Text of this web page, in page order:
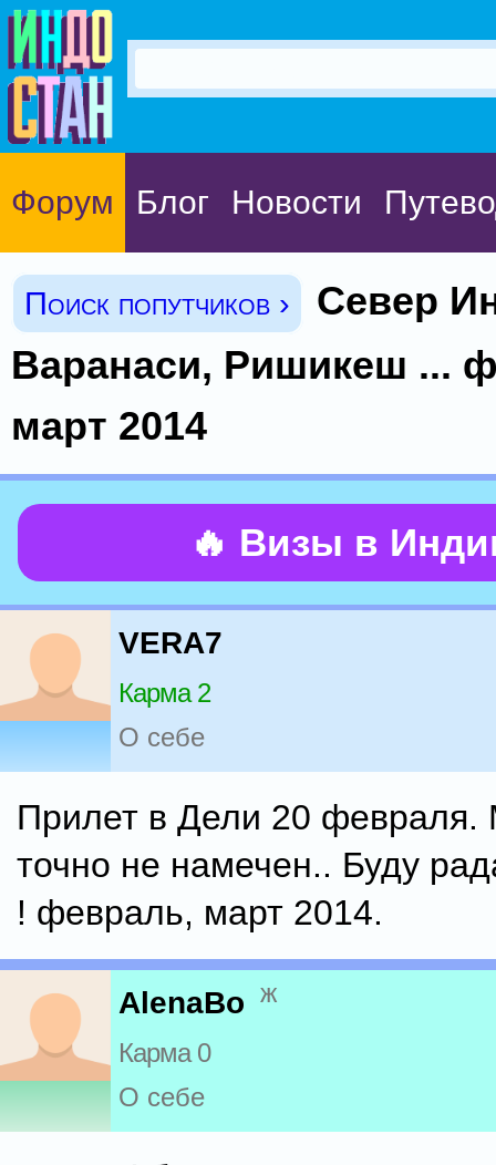
Форум Блог Новости
Поиск попутчиков ›
Север
Варанаси, Ришикеш ...
март 2014
🔥 Визы в
VERA7
Карма 2
О себе
Прилет в Дели 20
точно не намечен.. Буду
! февраль, март 2014.
AlenaBo ж
Карма 0
О себе